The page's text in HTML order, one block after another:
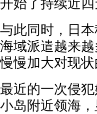
与此同时，日
海域派遣越来
慢慢加大对现状
最近的一次侵
小岛附近领海